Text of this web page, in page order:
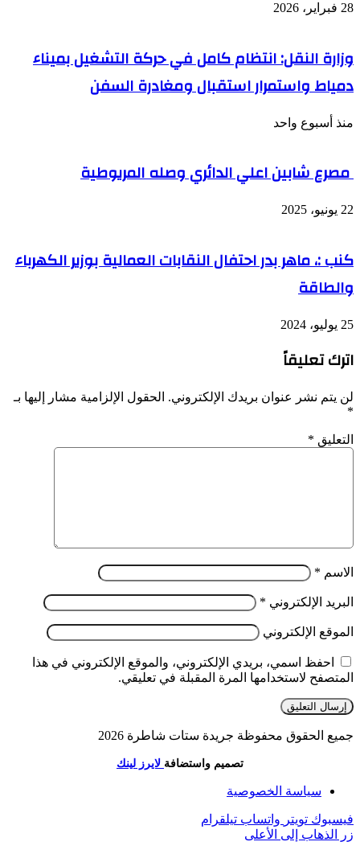
28 فبراير، 2026
وزارة النقل: انتظام كامل في حركة التشغيل بميناء
دمياط واستمرار استقبال ومغادرة السفن
منذ أسبوع واحد
مصرع شابين اعلي الدائري وصله المريوطية
22 يونيو، 2025
كنب :، ماهر بدر احتفال النقابات العمالية بوزير الكهرباء
والطاقة
25 يوليو، 2024
اترك تعليقاً
لن يتم نشر عنوان بريدك الإلكتروني. الحقول الإلزامية مشار إليها بـ
*
التعليق *
الاسم *
البريد الإلكتروني *
الموقع الإلكتروني
احفظ اسمي، بريدي الإلكتروني، والموقع الإلكتروني في هذا
المتصفح لاستخدامها المرة المقبلة في تعليقي.
جميع الحقوق محفوظة جريدة ستات شاطرة 2026
تصميم واستضافة لايرز لينك
سياسة الخصوصية
فيسبوك تويتر واتساب تيلقرام
زر الذهاب إلى الأعلى